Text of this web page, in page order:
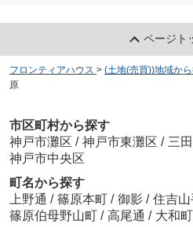
ページト
フロンティアハウス > (土地(売買))地域か
原
市区町村から探す
神戸市灘区 / 神戸市東灘区 / 三
神戸市中央区
町名から探す
上野通 / 篠原本町 / 御影 / 住吉山
篠原伯母野山町 / 高尾通 / 大和町